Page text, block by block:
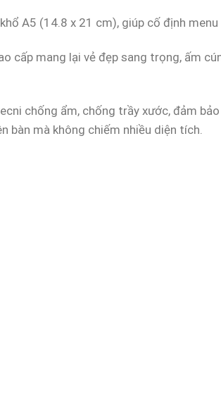
A5 (14.8 x 21 cm), giúp cố định
cấp mang lại vẻ đẹp sang trọng, ấm
chống ẩm, chống trầy xước, đảm
bàn mà không chiếm nhiều diện tích.